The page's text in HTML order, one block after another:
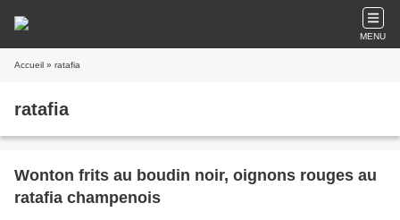
MENU
Accueil » ratafia
ratafia
Wonton frits au boudin noir, oignons rouges au
ratafia champenois